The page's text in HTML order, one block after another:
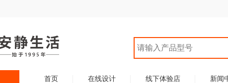
首页 在线设计 线下体验店 新闻